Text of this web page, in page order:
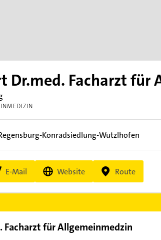
Dr.med. Facharzt für
Konradsiedlung-Wutzlhofen
E-Mail Website Route
Facharzt für Allgemeinmedzin